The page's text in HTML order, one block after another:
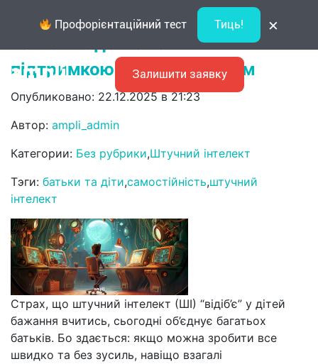
Профорієнтаційний тест Тиць! ×
Залишити заявку
Штучний інтелект як помічник у
навчанні: де межа між
підтримкою та списуванням
Опубликовано: 22.12.2025 в 21:23
Автор: ampli_admin
Категории: Без рубрики,Штучний інтелект
Тэги: батьки та діти,самостійність,штучний
інтелект
Страх, що штучний інтелект (ШІ) “відіб’є” у дітей
бажання вчитись, сьогодні об’єднує багатьох
батьків. Бо здається: якщо можна зробити все
швидко та без зусиль, навіщо взагалі